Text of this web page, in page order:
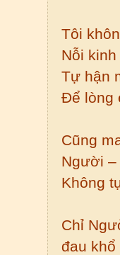
Tôi
Nỗi
Tự hận
Để lòng
Cũng
Người –
Không
Chỉ
đau khổ